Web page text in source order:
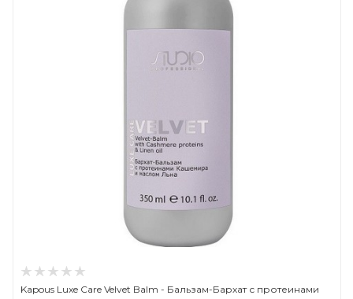
Kapous Luxe Care Velvet Balm - Бальзам-Бархат с протеинами